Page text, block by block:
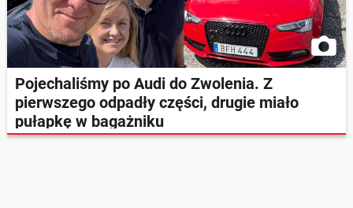
Pojechaliśmy po Audi do Zwolenia. Z
pierwszego odpadły części, drugie miało
pułapkę w bagażniku